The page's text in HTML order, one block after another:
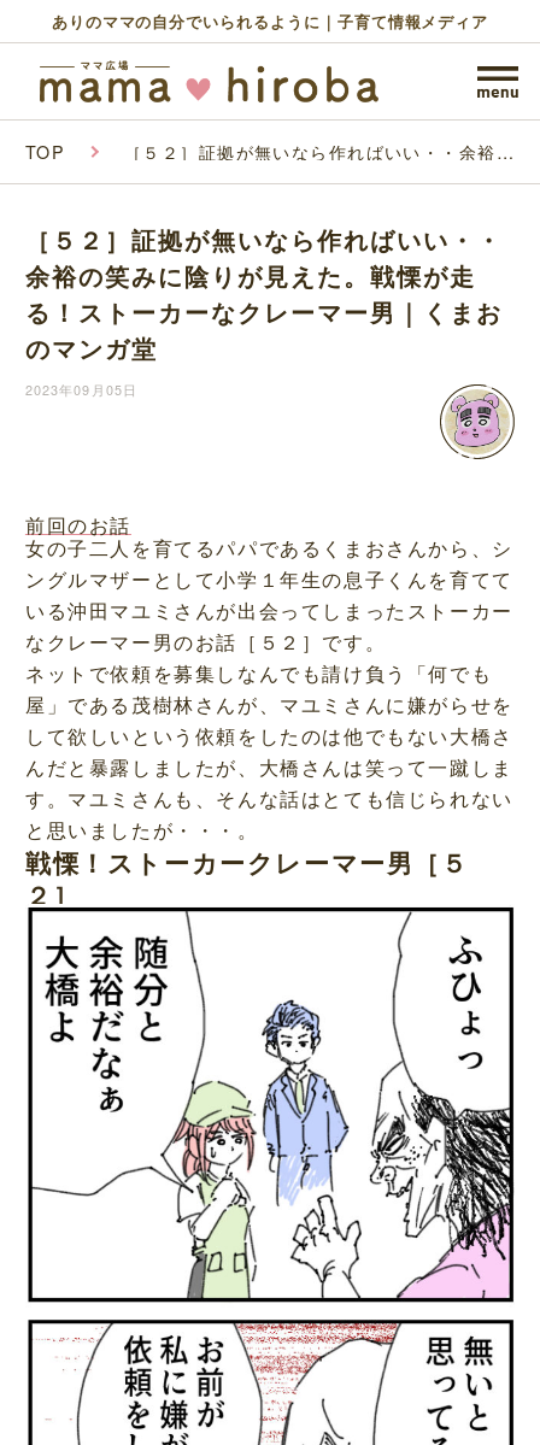
ありのママの自分でいられるように｜子育て情報メディア
TOP ［５２］証拠が無いなら作ればいい・・余裕の
なクレーマー男｜くまおのマンガ堂
［５２］証拠が無いなら作ればいい・・
余裕の笑みに陰りが見えた。戦慄が走
る！ストーカーなクレーマー男｜くまお
のマンガ堂
2023年09月05日
前回のお話
女の子二人を育てるパパであるくまおさんから、シ
ングルマザーとして小学１年生の息子くんを育てて
いる沖田マユミさんが出会ってしまったストーカー
なクレーマー男のお話［５２］です。
ネットで依頼を募集しなんでも請け負う「何でも
屋」である茂樹林さんが、マユミさんに嫌がらせを
して欲しいという依頼をしたのは他でもない大橋さ
んだと暴露しましたが、大橋さんは笑って一蹴しま
す。マユミさんも、そんな話はとても信じられない
と思いましたが・・・。
戦慄！ストーカークレーマー男［５
２］